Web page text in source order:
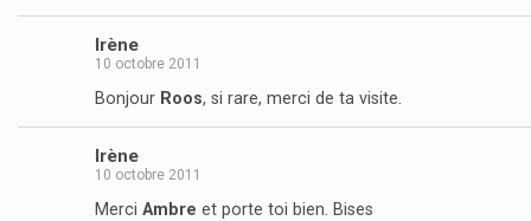
Irène
10 octobre 2011
Bonjour Roos, si rare, merci de ta visite.
Irène
10 octobre 2011
Merci Ambre et porte toi bien. Bises